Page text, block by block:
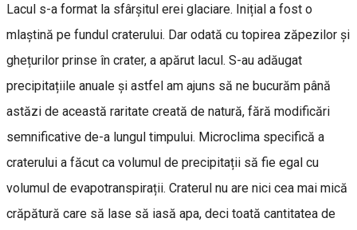
Lacul s-a format la sfârșitul erei glaciare. Inițial a fost o
mlaștină pe fundul craterului. Dar odată cu topirea zăpezilor și
ghețurilor prinse în crater, a apărut lacul. S-au adăugat
precipitațiile anuale și astfel am ajuns să ne bucurăm până
astăzi de această raritate creată de natură, fără modificări
semnificative de-a lungul timpului. Microclima specifică a
craterului a făcut ca volumul de precipitații să fie egal cu
volumul de evapotranspirații. Craterul nu are nici cea mai mică
crăpătură care să lase să iasă apa, deci toată cantitatea de